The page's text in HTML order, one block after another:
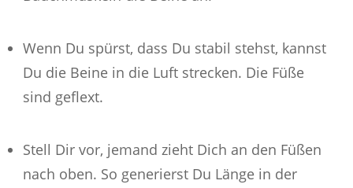
Wenn Du spürst, dass Du stabil stehst, kannst
Du die Beine in die Luft strecken. Die Füße
sind geflext.
Stell Dir vor, jemand zieht Dich an den Füßen
nach oben. So generierst Du Länge in der